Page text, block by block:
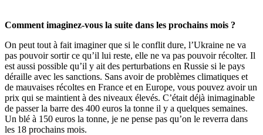
Comment imaginez-vous la suite dans les prochains mois ?
On peut tout à fait imaginer que si le conflit dure, l’Ukraine ne va
pas pouvoir sortir ce qu’il lui reste, elle ne va pas pouvoir récolter. Il
est aussi possible qu’il y ait des perturbations en Russie si le pays
déraille avec les sanctions. Sans avoir de problèmes climatiques et
de mauvaises récoltes en France et en Europe, vous pouvez avoir un
prix qui se maintient à des niveaux élevés. C’était déjà inimaginable
de passer la barre des 400 euros la tonne il y a quelques semaines.
Un blé à 150 euros la tonne, je ne pense pas qu’on le reverra dans
les 18 prochains mois.